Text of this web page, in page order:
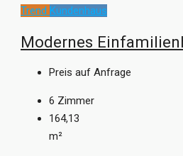
Trend Kundenhaus
Modernes
Preis auf Anfrage
6 Zimmer
164,13
m²